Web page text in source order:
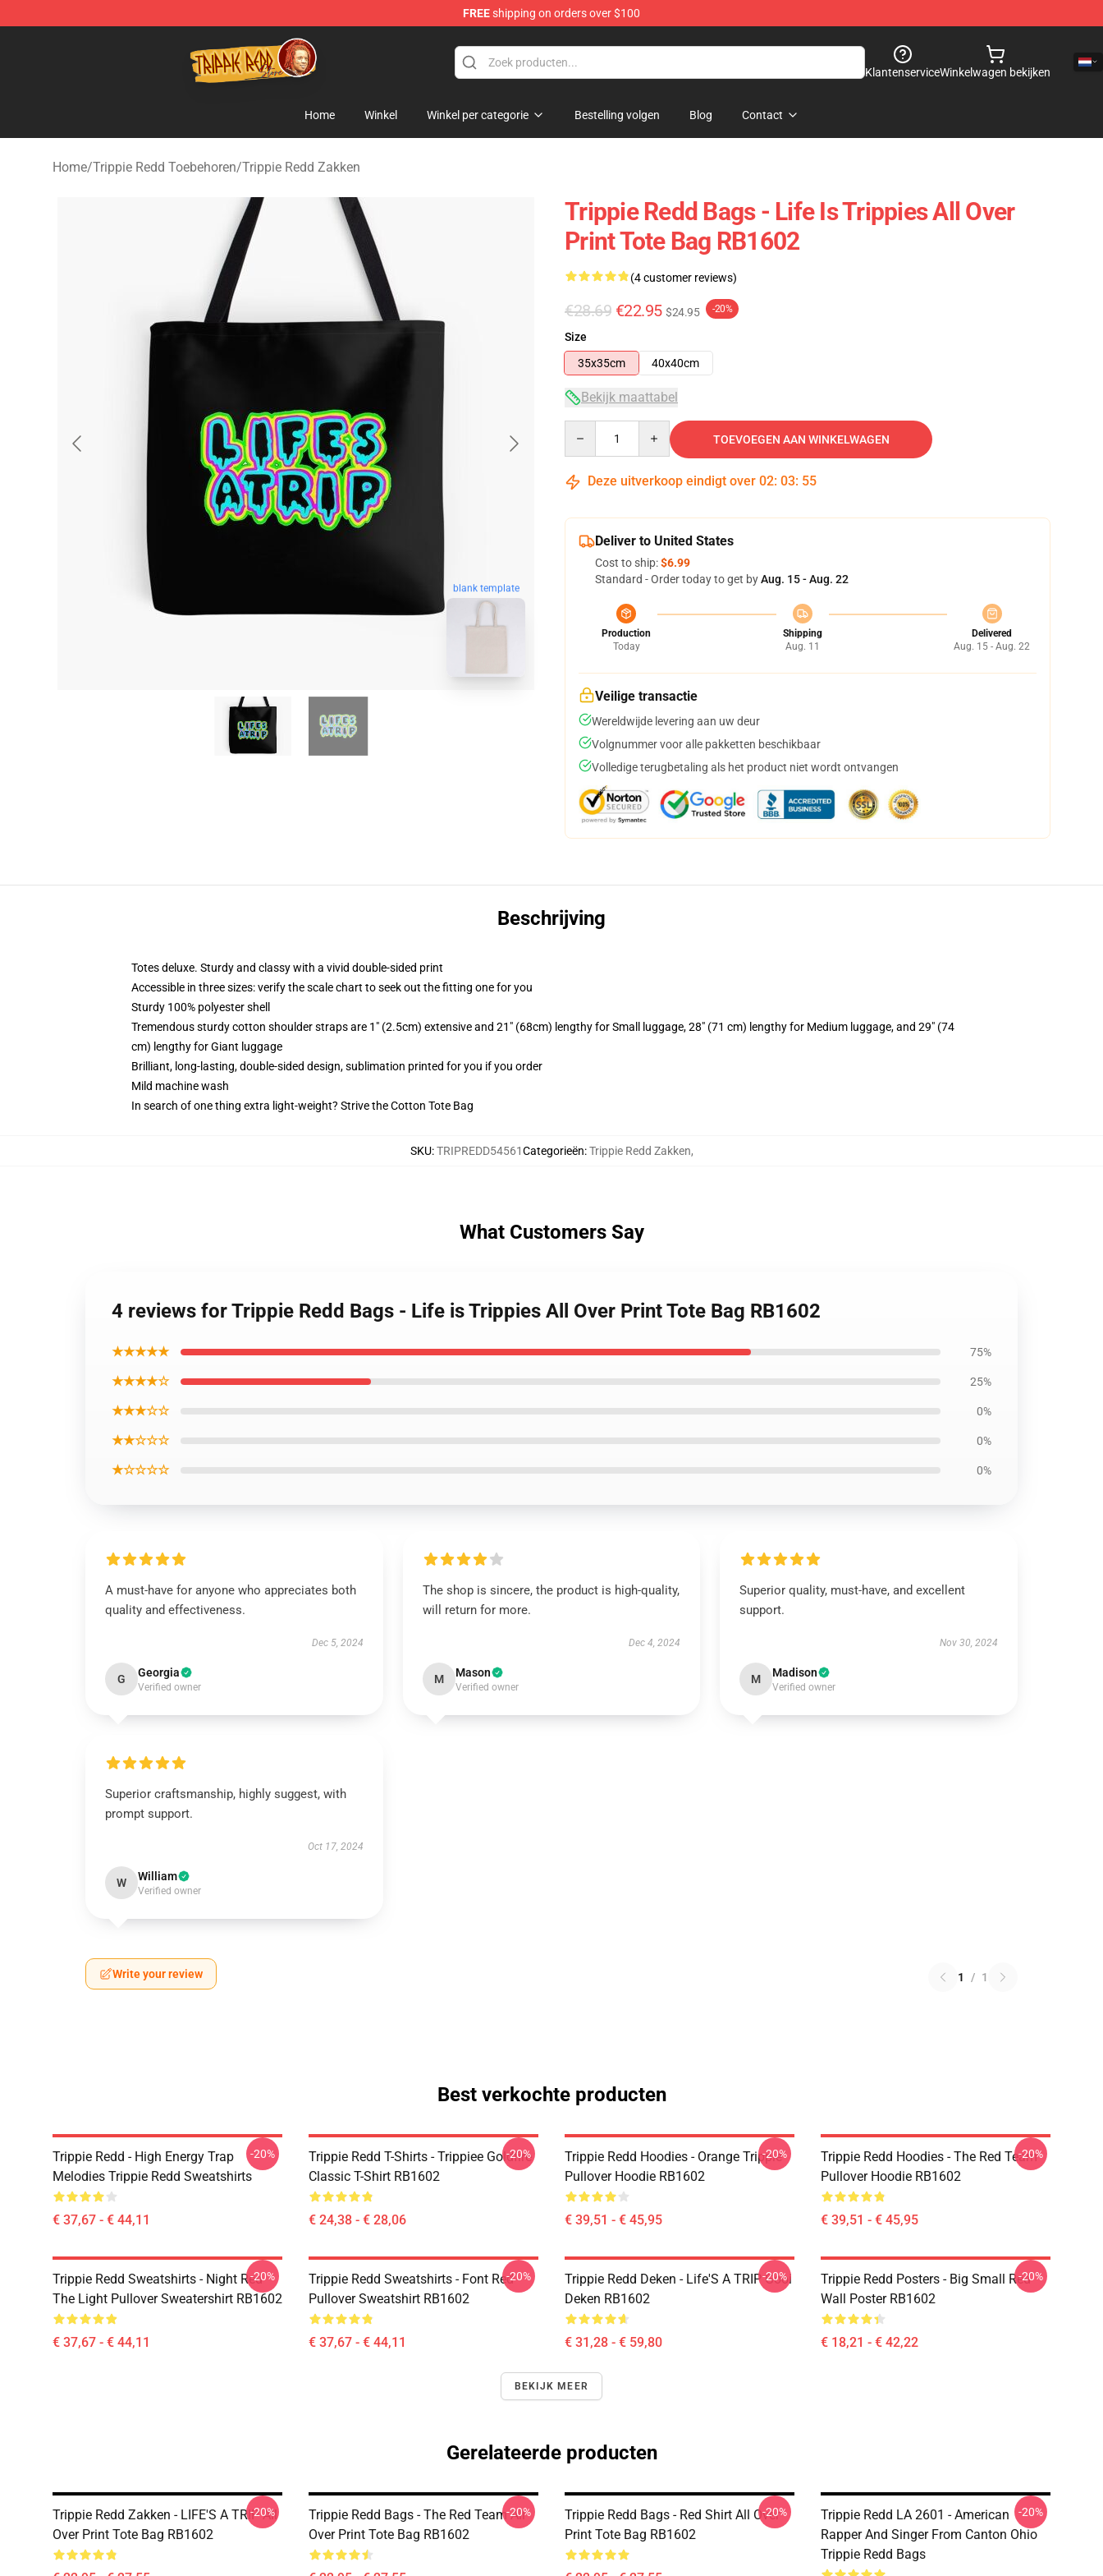
FREEshipping on orders over $100
Trippie Redd Store - Official Trippie Redd Merchandise Shop
KlantenserviceWinkelwagen bekijken
Home Winkel Winkel per categorie Bestelling volgen Blog Contact
Home/Trippie Redd Toebehoren/Trippie Redd Zakken
blank template
Trippie Redd Bags - Life Is Trippies All Over
Print Tote Bag RB1602
(4 customer reviews)
€28.69 €22.95 $24.95 -20%
Size
35x35cm
40x40cm
Bekijk maattabel
TOEVOEGEN AAN WINKELWAGEN
Deze uitverkoop eindigt over 02: 03: 54
Deliver to United States
Cost to ship:$6.99
Standard - Order today to get byAug. 15 - Aug. 22
Production
Today
Shipping
Aug. 11
Delivered
Aug. 15 - Aug. 22
Veilige transactie
Wereldwijde levering aan uw deur
Volgnummer voor alle pakketten beschikbaar
Volledige terugbetaling als het product niet wordt ontvangen
Beschrijving
Totes deluxe. Sturdy and classy with a vivid double-sided print
Accessible in three sizes: verify the scale chart to seek out the fitting one for you
Sturdy 100% polyester shell
Tremendous sturdy cotton shoulder straps are 1" (2.5cm) extensive and 21" (68cm) lengthy for Small luggage, 28" (71 cm) lengthy for Medium luggage, and 29" (74
cm) lengthy for Giant luggage
Brilliant, long-lasting, double-sided design, sublimation printed for you if you order
Mild machine wash
In search of one thing extra light-weight? Strive the Cotton Tote Bag
SKU:TRIPREDD54561Categorieën:Trippie Redd Zakken,
What Customers Say
4 reviews for Trippie Redd Bags - Life is Trippies All Over Print Tote Bag RB1602
★★★★★ 75%
★★★★☆ 25%
★★★☆☆ 0%
★★☆☆☆ 0%
★☆☆☆☆ 0%
A must-have for anyone who appreciates both
quality and effectiveness.
Dec 5, 2024
G Georgia
Verified owner
The shop is sincere, the product is high-quality,
will return for more.
Dec 4, 2024
M Mason
Verified owner
Superior quality, must-have, and excellent
support.
Nov 30, 2024
M Madison
Verified owner
Superior craftsmanship, highly suggest, with
prompt support.
Oct 17, 2024
W William
Verified owner
Write your review 1 / 1
Best verkochte producten
Trippie Redd - High Energy Trap
Melodies Trippie Redd Sweatshirts
€ 37,67 - € 44,11
-20%
Trippie Redd T-Shirts - Trippiee Goldfire
Classic T-Shirt RB1602
€ 24,38 - € 28,06
-20%
Trippie Redd Hoodies - Orange Trippie
Pullover Hoodie RB1602
€ 39,51 - € 45,95
-20%
Trippie Redd Hoodies - The Red Team
Pullover Hoodie RB1602
€ 39,51 - € 45,95
-20%
Trippie Redd Sweatshirts - Night Red
The Light Pullover Sweatershirt RB1602
€ 37,67 - € 44,11
-20%
Trippie Redd Sweatshirts - Font Red
Pullover Sweatshirt RB1602
€ 37,67 - € 44,11
-20%
Trippie Redd Deken - Life'S A TRIP Gooi
Deken RB1602
€ 31,28 - € 59,80
-20%
Trippie Redd Posters - Big Small Red
Wall Poster RB1602
€ 18,21 - € 42,22
-20%
BEKIJK MEER
Gerelateerde producten
Trippie Redd Zakken - LIFE'S A TRIP All
Over Print Tote Bag RB1602
-20%
Trippie Redd Bags - The Red Team All
Over Print Tote Bag RB1602
-20%
Trippie Redd Bags - Red Shirt All Over
Print Tote Bag RB1602
-20%
Trippie Redd LA 2601 - American
Rapper And Singer From Canton Ohio
Trippie Redd Bags
-20%